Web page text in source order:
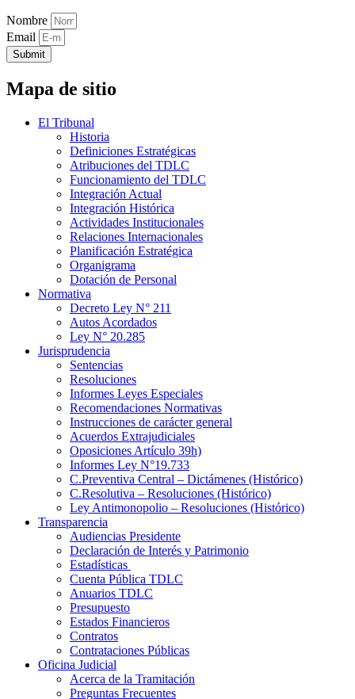
Nombre
Email
Submit
Mapa de sitio
El Tribunal
Historia
Definiciones Estratégicas
Atribuciones del TDLC
Funcionamiento del TDLC
Integración Actual
Integración Histórica
Actividades Institucionales
Relaciones Internacionales
Planificación Estratégica
Organigrama
Dotación de Personal
Normativa
Decreto Ley N° 211
Autos Acordados
Ley N° 20.285
Jurisprudencia
Sentencias
Resoluciones
Informes Leyes Especiales
Recomendaciones Normativas
Instrucciones de carácter general
Acuerdos Extrajudiciales
Oposiciones Artículo 39h)
Informes Ley N°19.733
C.Preventiva Central – Dictámenes (Histórico)
C.Resolutiva – Resoluciones (Histórico)
Ley Antimonopolio – Resoluciones (Histórico)
Transparencia
Audiencias Presidente
Declaración de Interés y Patrimonio
Estadísticas
Cuenta Pública TDLC
Anuarios TDLC
Presupuesto
Estados Financieros
Contratos
Contrataciones Públicas
Oficina Judicial
Acerca de la Tramitación
Preguntas Frecuentes